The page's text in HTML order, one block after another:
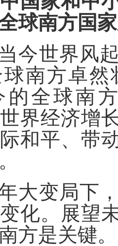
球南方国
当今世界风
南方卓
的全球南
界经济增
和平、带
大变局下
化。展望
方是关键。